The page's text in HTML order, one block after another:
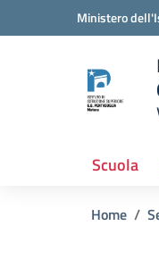
Vai ai contenuti
Vai al menu di navigazione
Ministero
Scuola
Home